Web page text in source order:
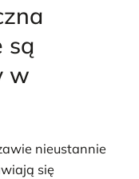
są
w
nieustannie
się